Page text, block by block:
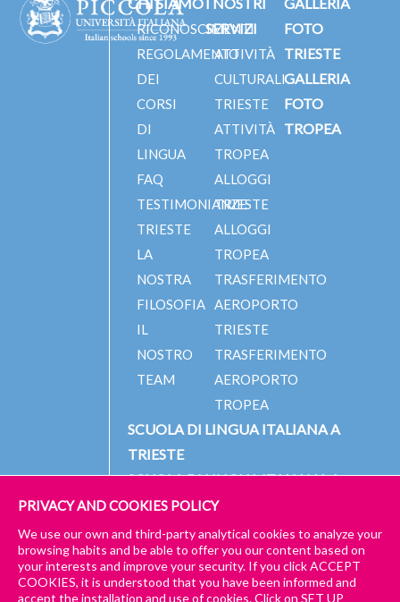
RICONOSCIMENTI
REGOLAMENTO
DEI
CORSI
DI
LINGUA
FAQ
TESTIMONIANZE
TRIESTE
LA
NOSTRA
FILOSOFIA
IL
NOSTRO
TEAM
SERVIZI
ATTIVITÀ
CULTURALI
TRIESTE
ATTIVITÀ
TROPEA
ALLOGGI
TRIESTE
ALLOGGI
TROPEA
TRASFERIMENTO
AEROPORTO
TRIESTE
TRASFERIMENTO
AEROPORTO
TROPEA
FOTO
TRIESTE
GALLERIA
FOTO
TROPEA
SCUOLA DI LINGUA ITALIANA A
TRIESTE
SCUOLA DI LINGUA ITALIANA A
TROPEA
© 2023 PICCOLA UNIVERSITÀ ITALIANA IMPRESSUM
PRIVACY AND COOKIES POLICY
We use our own and third-party analytical cookies to analyze your
browsing habits and be able to offer you our content based on
your interests and improve your security. If you click ACCEPT
COOKIES, it is understood that you have been informed and
accept the installation and use of cookies. Click on SET UP